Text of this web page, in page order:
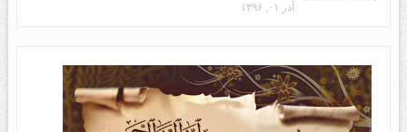
آذر ۰۱, ۱۳۹۶